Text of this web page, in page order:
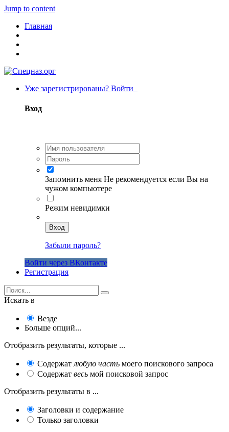
Jump to content
Главная
Уже зарегистрированы? Войти
Вход
Запомнить меня Не рекомендуется если Вы на
чужом компьютере
Режим невидимки
Вход
Забыли пароль?
Войти через ВКонтакте
Регистрация
Искать в
Везде
Больше опций...
Отобразить результаты, которые ...
Содержат любую часть моего поискового запроса
Содержат весь мой поисковой запрос
Отобразить результаты в ...
Заголовки и содержание
Только заголовки